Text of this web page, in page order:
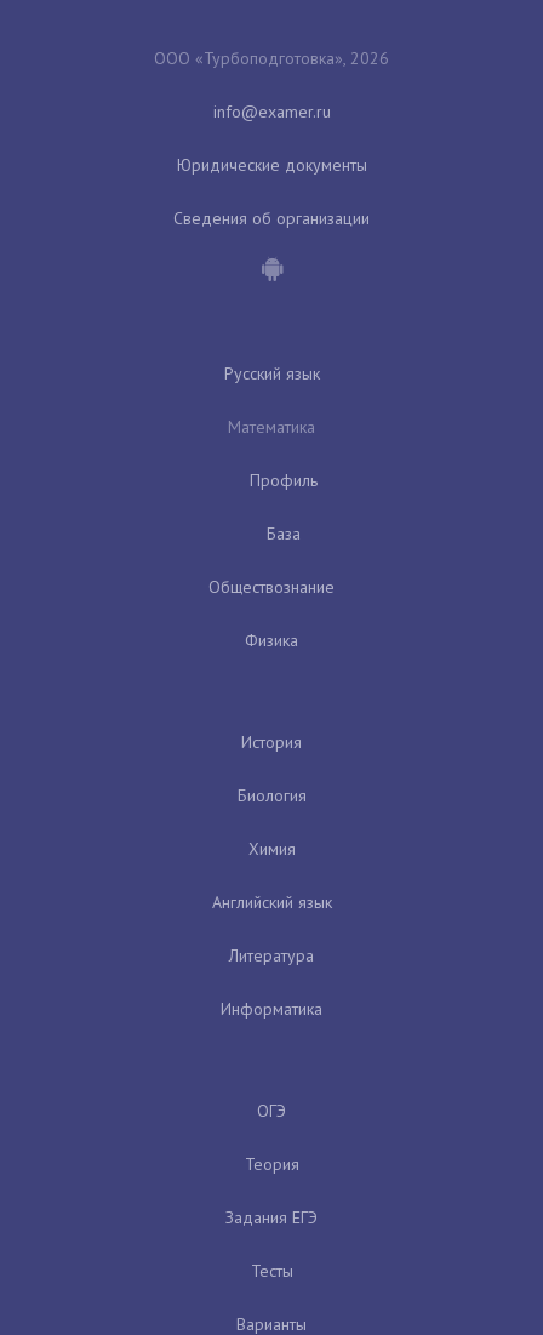
ООО «Турбоподготовка», 2026
Юридические документы
Сведения об организации
Русский язык
Математика
Профиль
База
Обществознание
Физика
История
Биология
Химия
Английский язык
Литература
Информатика
ОГЭ
Теория
Задания ЕГЭ
Тесты
Варианты